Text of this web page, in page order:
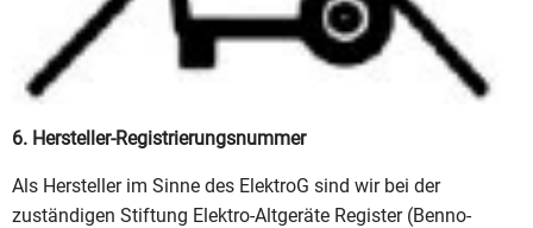
6. Hersteller-Registrierungsnummer
Als Hersteller im Sinne des ElektroG sind wir bei der
zuständigen Stiftung Elektro-Altgeräte Register (Benno-